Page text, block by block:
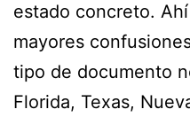
estado concreto.
mayores
tipo de documento
Florida, Texas,